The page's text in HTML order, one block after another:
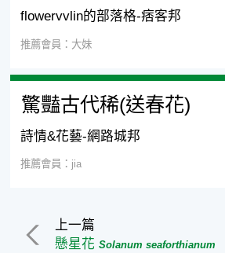
flowervvlin的部落格-痞客邦
推薦會員：大妹
驚豔古代稀(送春花)
詩情&花藝-網路城邦
推薦會員：jia
上一篇
懸星花Solanum seaforthianum